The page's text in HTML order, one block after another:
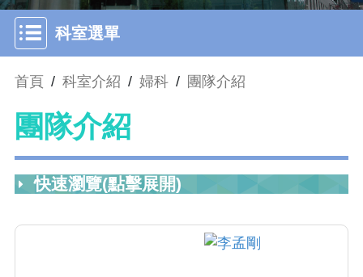
科室選單
首頁 / 科室介紹 / 婦科 / 團隊介紹
團隊介紹
快速瀏覽(點擊展開)